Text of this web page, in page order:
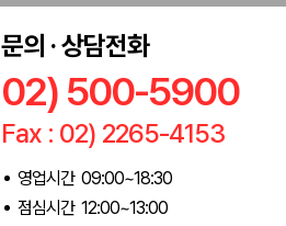
문의 · 상담전화
02) 500-5900
Fax : 02) 2265-4153
영업시간 09:00~18:30
점심시간 12:00~13:00